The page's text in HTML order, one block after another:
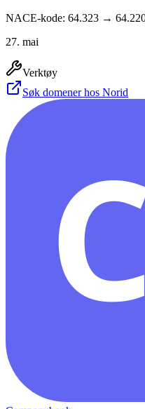
NACE-kode: 64.323 →
27. mai
Verktøy
Søk domener hos Norid